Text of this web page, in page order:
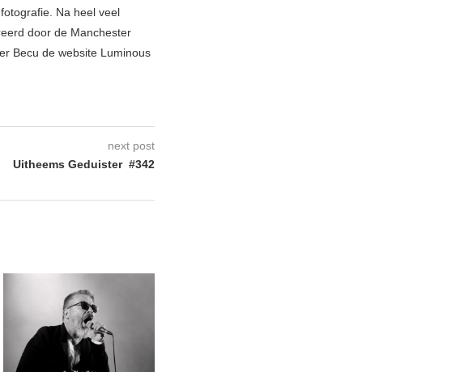
Na heel veel
door de Manchester
Becu de website Luminous
next post
Uitheems Geduister #342